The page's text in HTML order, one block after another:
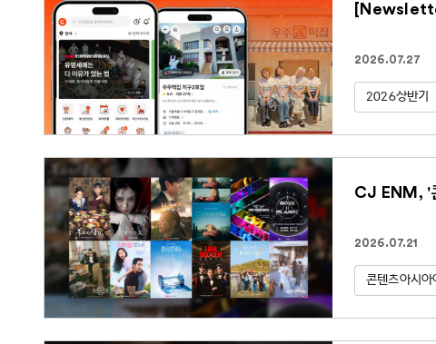
2026.07.27
2026상반기
CJ ENM, '
2026.07.21
콘텐츠아시